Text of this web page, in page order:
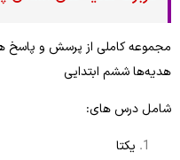
مجموعه کاملی از پرسش و پاسخ
هدیه‌ها ششم ابتدایی
شامل درس های:
یکتا